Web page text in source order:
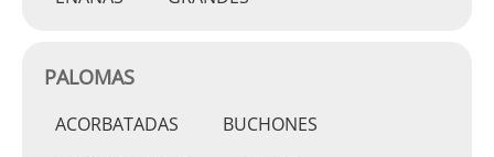
PALOMAS
ACORBATADAS
BUCHONES